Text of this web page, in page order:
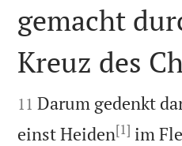

gemacht
Kreuz des

11 Darum gedenkt
einst Heiden[1] im